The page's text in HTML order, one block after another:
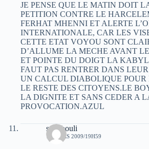
JE PENSE QUE LE MATIN DOIT
PETITION CONTRE LE
FERHAT MHENNI ET ALERTE
INTERNATIONALE, CAR LES
CETTE ETAT VOYOU SONT
D’ALLUME LA MECHE AVANT
ET POINTE DU DOIGT LA
FAUT PAS RENTRER DANS LEUR
UN CALCUL DIABOLIQUE POUR
LE RESTE DES CITOYENS.LE
LA DIGNITE ET SANS CEDER A
PROVOCATION.AZUL
stambouli
17 MARS 2009/19H59